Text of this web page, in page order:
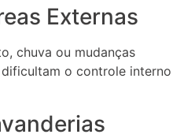
Externas
chuva ou mudanças
o controle interno